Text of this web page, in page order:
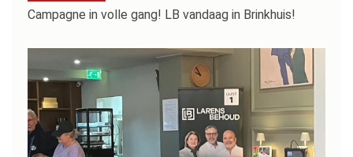
Campagne in volle gang! LB vandaag in Brinkhuis!